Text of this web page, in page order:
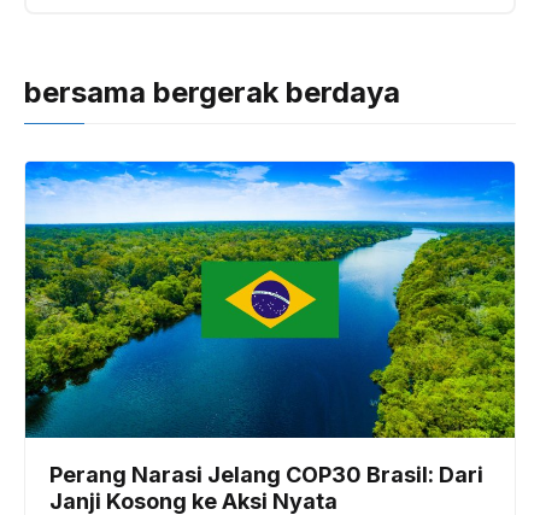
bersama bergerak berdaya
Perang Narasi Jelang COP30 Brasil: Dari
Janji Kosong ke Aksi Nyata